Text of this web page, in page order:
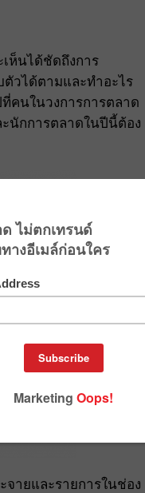
ห็นได้ชัดถึงการ
วได้ตามและทำอะไร
คนในวงการการตลาด
นักการตลาดในปีนี้ต้อง
ายและรายการในช่อง